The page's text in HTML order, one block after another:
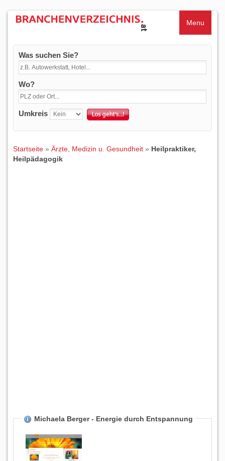
Menu
Was suchen Sie?
Wo?
Umkreis
Startseite » Ärzte, Medizin u. Gesundheit » Heilpraktiker,
Heilpädagogik
Michaela Berger - Energie durch Entspannung